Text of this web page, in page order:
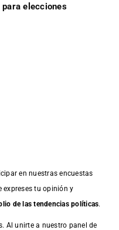
elecciones
en nuestras encuestas
expreses tu opinión y
de las tendencias políticas.
Al unirte a nuestro panel de